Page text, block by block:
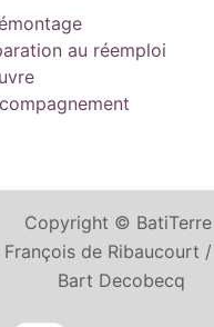
au réemploi
Copyright © BatiTerre
de Ribaucourt
Bart Decobecq